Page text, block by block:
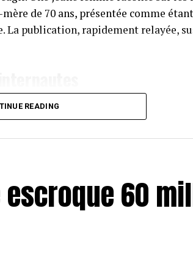
de 70 ans, présentée comme
La publication, rapidement relayée,
attiré l’attention sur les
mère serait enceinte alors qu’elle est
c’est précisément ce
d’éléments permettant
Aucun compte rendu médical
READING
60